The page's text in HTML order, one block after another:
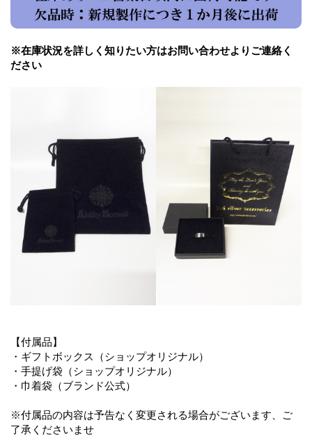
※在庫状況を詳しく知りたい方はお問い合わせよりご連絡く
ださい
【付属品】
・ギフトボックス（ショップオリジナル）
・手提げ袋（ショップオリジナル）
・巾着袋（ブランド公式）
※付属品の内容は予告なく変更される場合がございます、ご
了承くださいませ